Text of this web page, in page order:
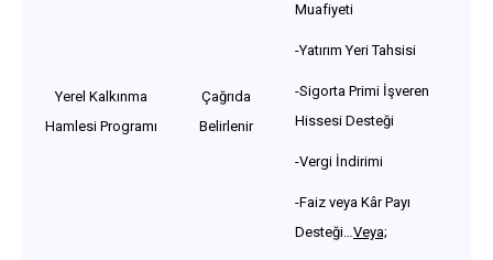
Yerel Kalkınma
Hamlesi Programı
Çağrıda
Belirlenir
Muafiyeti
-Yatırım Yeri Tahsisi
-Sigorta Primi İşveren
Hissesi Desteği
-Vergi İndirimi
-Faiz veya Kâr Payı
Desteği…Veya;